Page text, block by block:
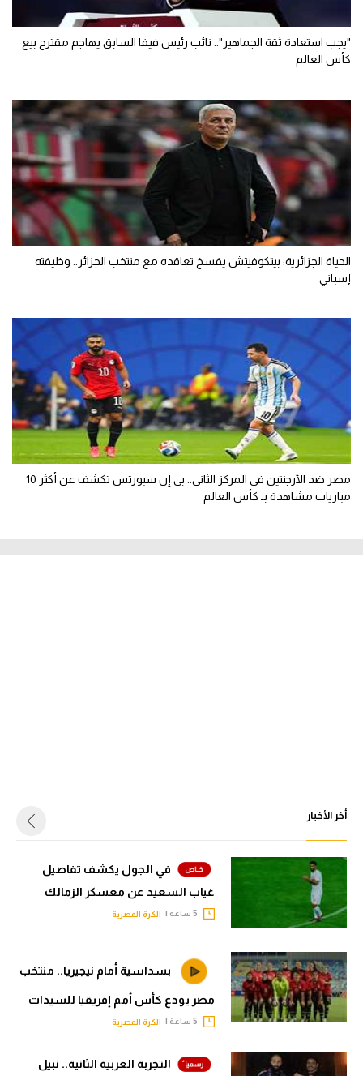
"يجب استعادة ثقة الجماهير".. نائب رئيس فيفا السابق يهاجم مقترح بيع
كأس العالم
الحياة الجزائرية: بيتكوفيتش يفسخ تعاقده مع منتخب الجزائر.. وخليفته
إسباني
مصر ضد الأرجنتين في المركز الثاني.. بي إن سبورتس تكشف عن أكثر 10
مباريات مشاهدة بـ كأس العالم
أخر الأخبار
في الجول يكشف تفاصيل
غياب السعيد عن معسكر الزمالك
الكرة المصرية
بسداسية أمام نيجيريا.. منتخب
مصر يودع كأس أمم إفريقيا للسيدات
الكرة المصرية
التجربة العربية الثانية.. نبيل